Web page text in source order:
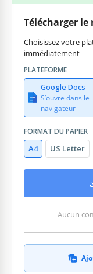
Télécharger
Choisissez votre
immédiatement
PLATEFORME
Google Docs
S’ouvre dans le
navigateur
FORMAT DU PAPIER
A4 US Letter
Aucun